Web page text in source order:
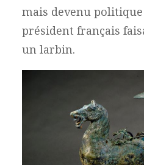
mais devenu
président français
un larbin.